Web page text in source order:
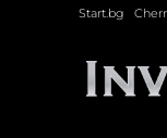
Start.bg